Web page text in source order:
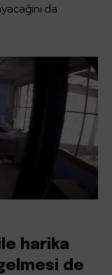
da
harika
de